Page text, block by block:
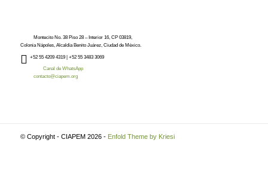
Montecito No. 38 Piso 28 – Interior 16, CP 03819,
Colonia Nápoles, Alcaldía Benito Juárez, Ciudad de México.
+52 55 4209 4319 | +52 55 3483 3069
Canal de WhatsApp
contacto@ciapem.org
© Copyright - CIAPEM 2026 - Enfold Theme by Kriesi